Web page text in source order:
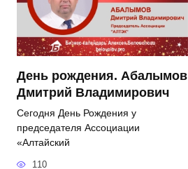
День рождения. Абалымов
Дмитрий Владимирович
Сегодня День Рождения у
председателя Ассоциации
«Алтайский
110